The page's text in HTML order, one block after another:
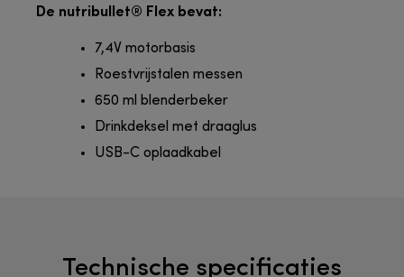
De nutribullet® Flex bevat:
7,4V motorbasis
Roestvrijstalen messen
650 ml blenderbeker
Drinkdeksel met draaglus
USB-C oplaadkabel
Technische specificaties